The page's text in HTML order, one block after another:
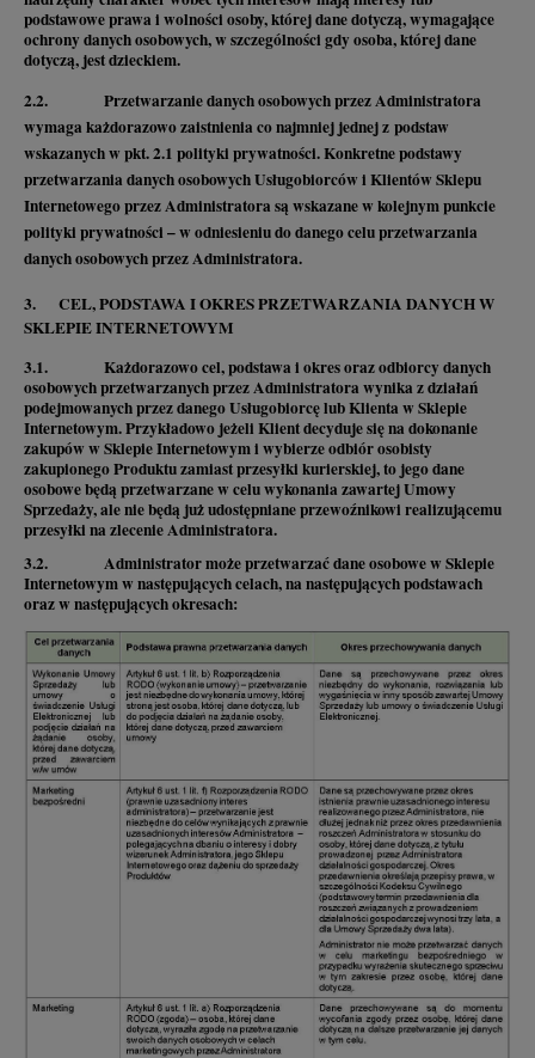
podstawowe prawa i wolności osoby, której dane dotyczą, wymagające
ochrony danych osobowych, w szczególności gdy osoba, której dane
dotyczą, jest dzieckiem.
2.2. Przetwarzanie danych osobowych przez Administratora
wymaga każdorazowo zaistnienia co najmniej jednej z podstaw
wskazanych w pkt. 2.1 polityki prywatności. Konkretne podstawy
przetwarzania danych osobowych Usługobiorców i Klientów Sklepu
Internetowego przez Administratora są wskazane w kolejnym punkcie
polityki prywatności – w odniesieniu do danego celu przetwarzania
danych osobowych przez Administratora.
3. CEL, PODSTAWA I OKRES PRZETWARZANIA DANYCH W
SKLEPIE INTERNETOWYM
3.1. Każdorazowo cel, podstawa i okres oraz odbiorcy danych
osobowych przetwarzanych przez Administratora wynika z działań
podejmowanych przez danego Usługobiorcę lub Klienta w Sklepie
Internetowym. Przykładowo jeżeli Klient decyduje się na dokonanie
zakupów w Sklepie Internetowym i wybierze odbiór osobisty
zakupionego Produktu zamiast przesyłki kurierskiej, to jego dane
osobowe będą przetwarzane w celu wykonania zawartej Umowy
Sprzedaży, ale nie będą już udostępniane przewoźnikowi realizującemu
przesyłki na zlecenie Administratora.
3.2. Administrator może przetwarzać dane osobowe w Sklepie
Internetowym w następujących celach, na następujących podstawach
oraz w następujących okresach: